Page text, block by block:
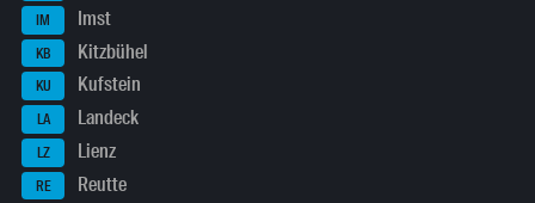
IM Imst
KB Kitzbühel
KU Kufstein
LA Landeck
LZ Lienz
RE Reutte